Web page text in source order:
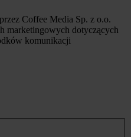
Coffee Media Sp. z o.o.
marketingowych dotyczących
komunikacji